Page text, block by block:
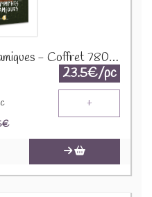
L'Oracle des nymphes oghamiques - Coffret 78005
23.5€/pc
+
€